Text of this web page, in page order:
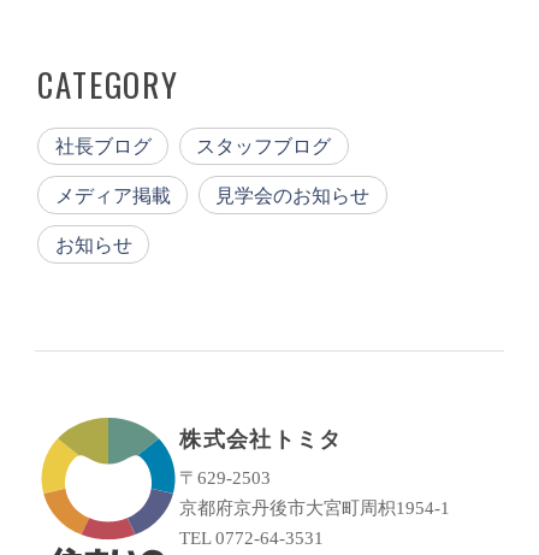
CATEGORY
社長ブログ スタッフブログ
メディア掲載 見学会のお知らせ
お知らせ
株式会社トミタ
〒629-2503
京都府京丹後市大宮町周枳1954-1
TEL 0772-64-3531